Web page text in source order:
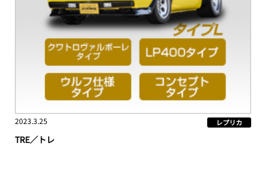
2023.3.25 レプリカ
TRE／トレ